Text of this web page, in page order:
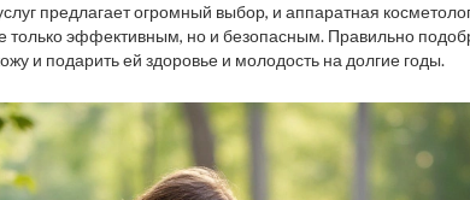
уходу после процедур.
предлагает огромный выбор, и аппаратная
только эффективным, но и безопасным. Правильно
и подарить ей здоровье и молодость на долгие годы.